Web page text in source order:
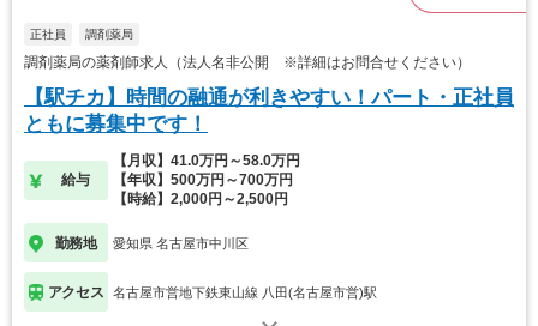
正社員 調剤薬局
調剤薬局の薬剤師求人（法人名非公開 ※詳細はお問合せください）
【駅チカ】時間の融通が利きやすい！パート・正社員
ともに募集中です！
給与
【月収】41.0万円～58.0万円
【年収】500万円～700万円
【時給】2,000円～2,500円
勤務地 愛知県 名古屋市中川区
アクセス 名古屋市営地下鉄東山線 八田(名古屋市営)駅